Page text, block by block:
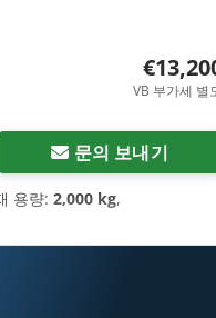
VB 부가세 별
문의 보내기
용량: 2,000 kg,